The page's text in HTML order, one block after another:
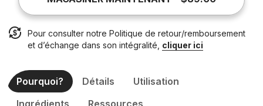
Pour consulter notre Politique de retour/remboursement
et d’échange dans son intégralité, cliquer ici
Pourquoi? Détails
Utilisation
Ingrédients
Ressources